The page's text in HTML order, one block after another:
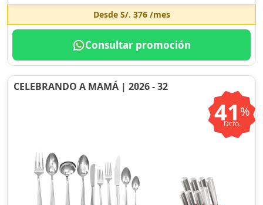
Desde S/. 376/mes
Consultar promoción
CELEBRANDO A MAMÁ | 2026 - 32
41 %
Dcto.